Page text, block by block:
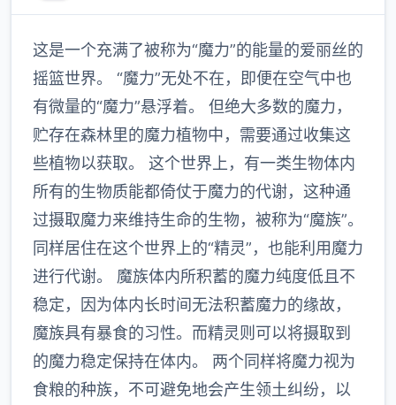
这是一个充满了被称为“魔力”的能量的爱丽丝的
摇篮世界。 “魔力”无处不在，即便在空气中也
有微量的“魔力”悬浮着。 但绝大多数的魔力，
贮存在森林里的魔力植物中，需要通过收集这
些植物以获取。 这个世界上，有一类生物体内
所有的生物质能都倚仗于魔力的代谢，这种通
过摄取魔力来维持生命的生物，被称为“魔族”。
同样居住在这个世界上的“精灵”，也能利用魔力
进行代谢。 魔族体内所积蓄的魔力纯度低且不
稳定，因为体内长时间无法积蓄魔力的缘故，
魔族具有暴食的习性。而精灵则可以将摄取到
的魔力稳定保持在体内。 两个同样将魔力视为
食粮的种族，不可避免地会产生领土纠纷，以